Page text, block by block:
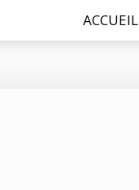
ACCUEIL